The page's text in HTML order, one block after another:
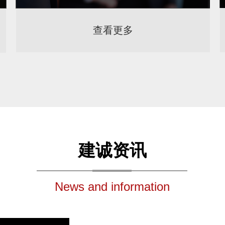
查看更多
建诚资讯
News and information